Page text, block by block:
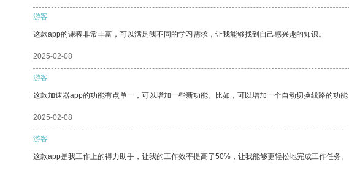
游客
这款app的课程非常丰富，可以满足我不同的学习需求，让我能够找到自己感兴趣的知识。
2025-02-08
游客
这款加速器app的功能有点单一，可以增加一些新功能。比如，可以增加一个自动切换线路的功
2025-02-08
游客
这款app是我工作上的得力助手，让我的工作效率提高了50%，让我能够更轻松地完成工作任务。